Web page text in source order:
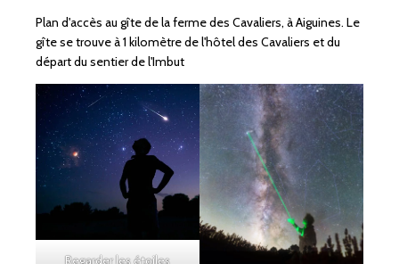
Plan d'accès au gîte de la ferme des Cavaliers, à Aiguines. Le
gîte se trouve à 1 kilomètre de l'hôtel des Cavaliers et du
départ du sentier de l'Imbut
Regarder les étoiles